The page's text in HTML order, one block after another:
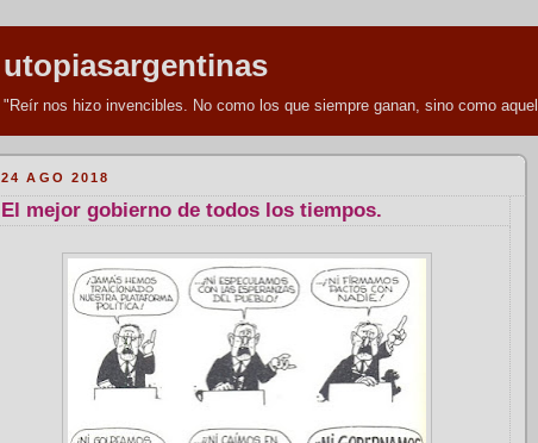
utopiasargentinas
"Reír nos hizo invencibles. No como los que siempre ganan, sino como
24 AGO 2018
El mejor gobierno de todos los tiempos.